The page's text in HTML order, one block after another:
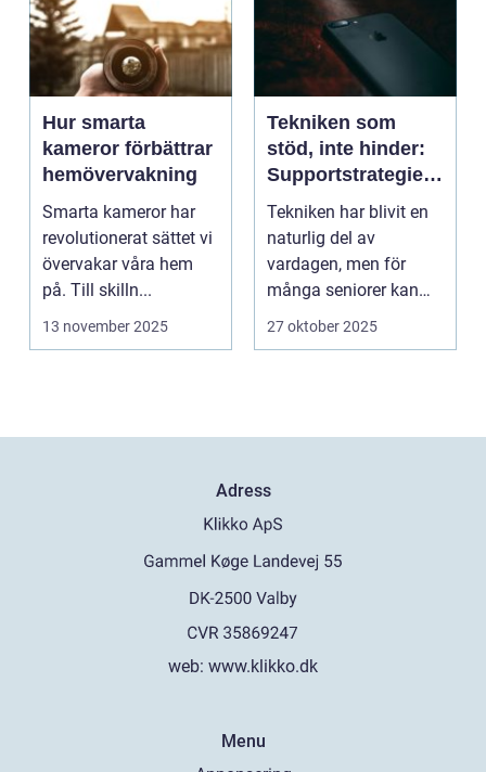
Hur smarta
kameror förbättrar
hemövervakning
Smarta kameror har
revolutionerat sättet vi
övervakar våra hem
på. Till skilln...
13 november 2025
Tekniken som
stöd, inte hinder:
Supportstrategier
för seniorer
Tekniken har blivit en
naturlig del av
vardagen, men för
många seniorer kan
smartphones, ...
27 oktober 2025
Adress
web: www.klikko.dk
Menu